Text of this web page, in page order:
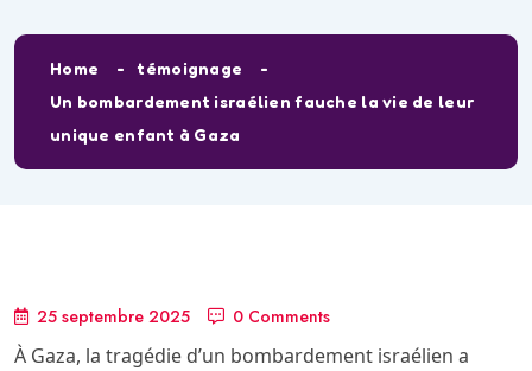
Home
témoignage
Un bombardement israélien fauche la vie de leur
unique enfant à Gaza
25 septembre 2025 0 Comments
À Gaza, la tragédie d’un bombardement israélien a